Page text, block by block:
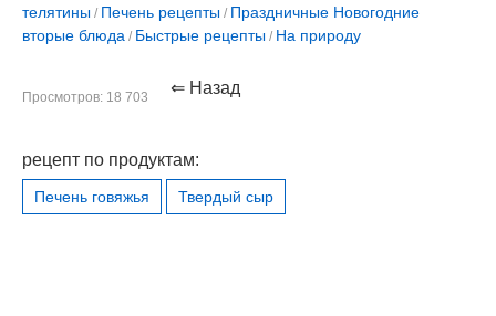
телятины / Печень рецепты / Праздничные Новогодние
вторые блюда / Быстрые рецепты / На природу
Просмотров: 18 703 ⇐ Назад
рецепт по продуктам:
Печень говяжья Твердый сыр